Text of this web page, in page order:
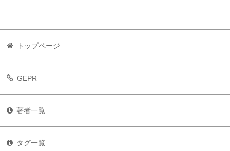
トップページ
GEPR
著者一覧
タグ一覧